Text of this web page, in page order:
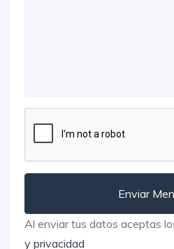
Enviar
Al enviar tus datos aceptas
y privacidad